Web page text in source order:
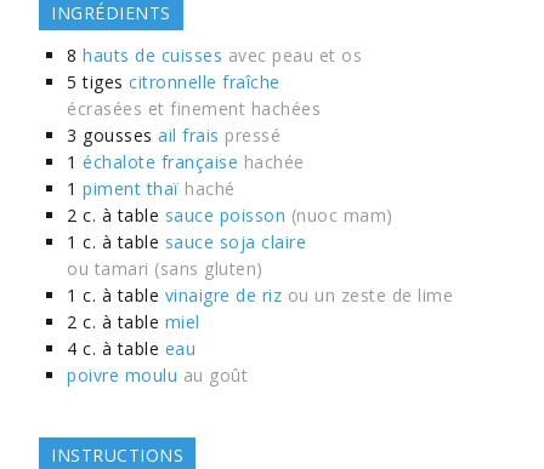
INGRÉDIENTS
8 hauts de cuisses avec peau et os
5 tiges citronnelle fraîche
écrasées et finement hachées
3 gousses ail frais pressé
1 échalote française hachée
1 piment thaï haché
2 c. à table sauce poisson (nuoc mam)
1 c. à table sauce soja claire
ou tamari (sans gluten)
1 c. à table vinaigre de riz ou un zeste de lime
2 c. à table miel
4 c. à table eau
poivre moulu au goût
INSTRUCTIONS